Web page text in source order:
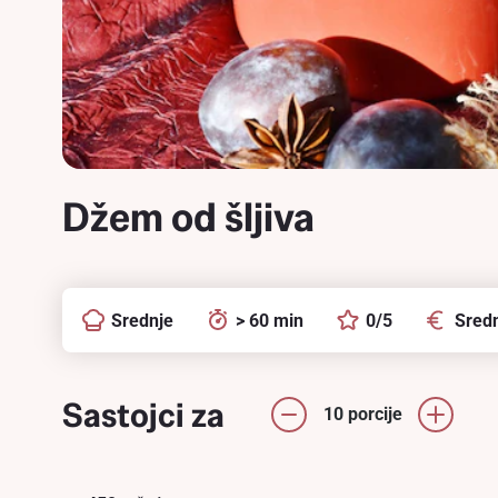
Džem od šljiva
Srednje > 60 min 0/5
Sastojci za 10 porcije